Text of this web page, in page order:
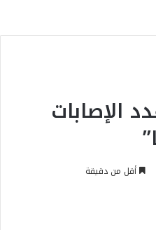
الإصابات
أقل من دقيقة